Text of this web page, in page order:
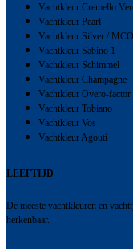
Vachtkleur Cremello
Vachtkleur Pearl
Vachtkleur Silver /
Vachtkleur Sabino 1
Vachtkleur Schimmel
Vachtkleur Champagne
Vachtkleur Overo-
Vachtkleur Tobiano
Vachtkleur Vos
Vachtkleur Agouti
LEEFTIJD
De meeste vachtkleuren en
herkenbaar.